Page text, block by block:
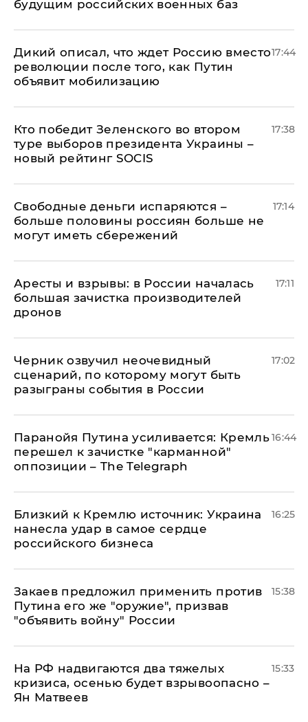
будущим российских военных баз
Дикий описал, что ждет Россию вместо
революции после того, как Путин
объявит мобилизацию
17:44
Кто победит Зеленского во втором
туре выборов президента Украины –
новый рейтинг SOCIS
17:38
Свободные деньги испаряются –
больше половины россиян больше не
могут иметь сбережений
17:14
Аресты и взрывы: в России началась
большая зачистка производителей
дронов
17:11
Черник озвучил неочевидный
сценарий, по которому могут быть
разыграны события в России
17:02
Паранойя Путина усиливается: Кремль
перешел к зачистке "карманной"
оппозиции – The Telegraph
16:44
Близкий к Кремлю источник: Украина
нанесла удар в самое сердце
российского бизнеса
16:25
Закаев предложил применить против
Путина его же "оружие", призвав
"объявить войну" России
15:38
На РФ надвигаются два тяжелых
кризиса, осенью будет взрывоопасно –
Ян Матвеев
15:33